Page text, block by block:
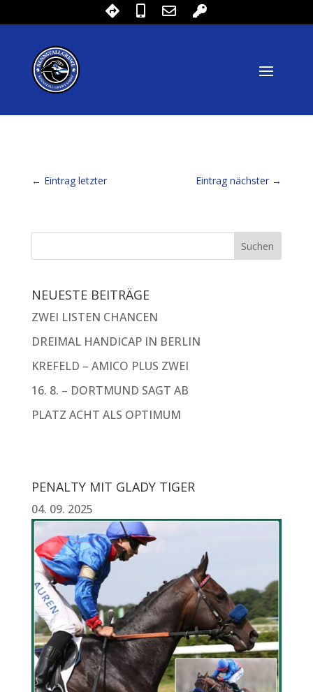
← Eintrag letzter Eintrag nächster →
NEUESTE BEITRÄGE
ZWEI LISTEN CHANCEN
DREIMAL HANDICAP IN BERLIN
KREFELD – AMICO PLUS ZWEI
16. 8. – DORTMUND SAGT AB
PLATZ ACHT ALS OPTIMUM
PENALTY MIT GLADY TIGER
04. 09. 2025